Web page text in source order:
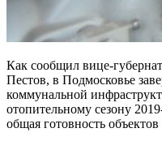
Как сообщил вице-
Пестов, в Подмосковье
коммунальной
отопительному сезону
общая готовность